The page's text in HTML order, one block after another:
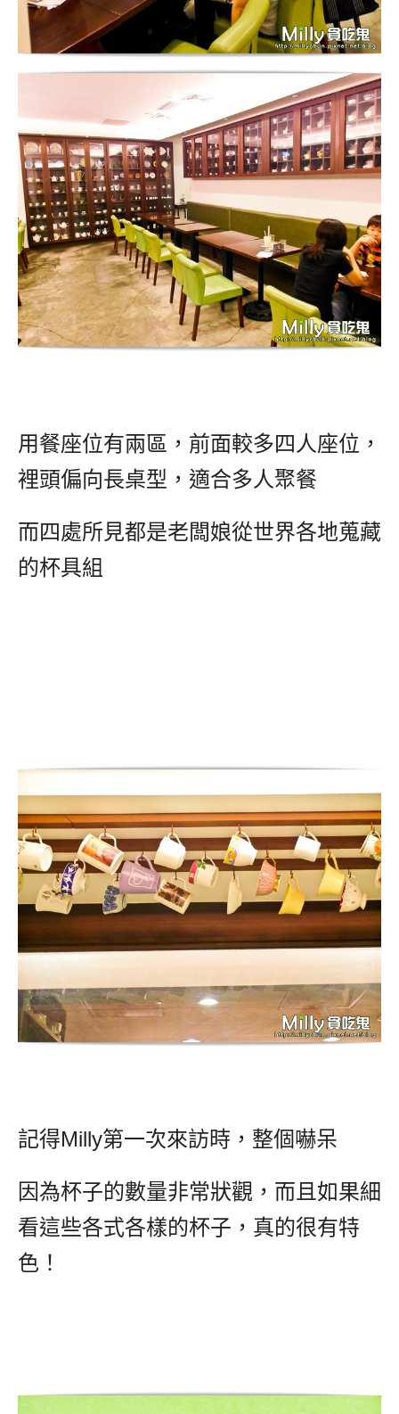
用餐座位有兩區，前面較多四人座位，
裡頭偏向長桌型，適合多人聚餐
而四處所見都是老闆娘從世界各地蒐藏
的杯具組
記得Milly第一次來訪時，整個嚇呆
因為杯子的數量非常狀觀，而且如果細
看這些各式各樣的杯子，真的很有特
色！